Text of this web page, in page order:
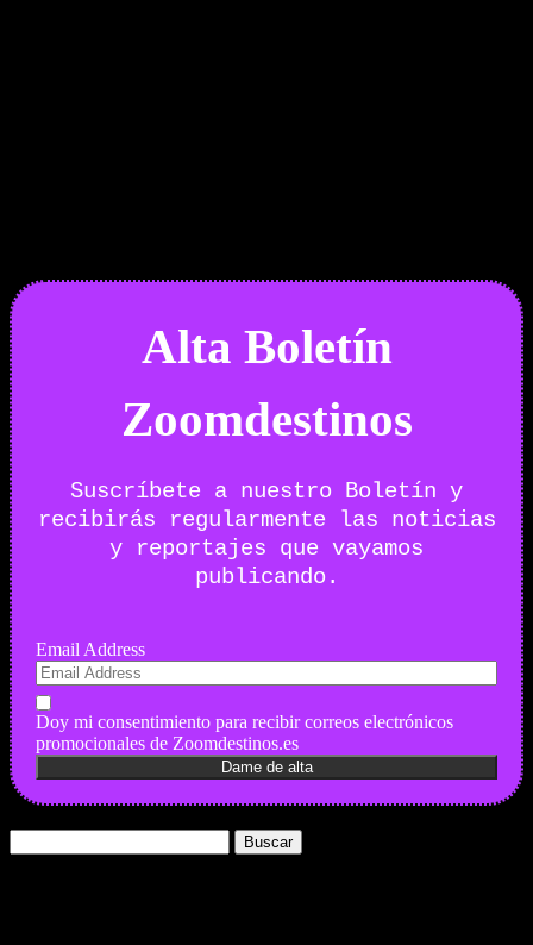
Alta Boletín
Zoomdestinos
Suscríbete a nuestro Boletín y
recibirás regularmente las noticias
y reportajes que vayamos
publicando.
Email Address
Doy mi consentimiento para recibir correos electrónicos
promocionales de Zoomdestinos.es